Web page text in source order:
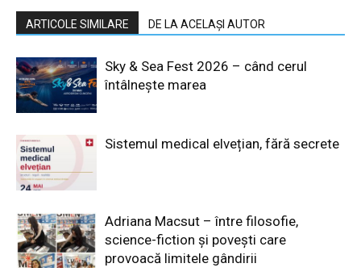
ARTICOLE SIMILARE DE LA ACELAȘI AUTOR
Sky & Sea Fest 2026 – când cerul
întâlnește marea
Sistemul medical elvețian, fără secrete
Adriana Macsut – între filosofie,
science-fiction și povești care
provoacă limitele gândirii